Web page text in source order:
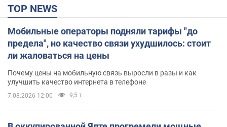
TOP NEWS
Мобильные операторы подняли тарифы "до
предела", но качество связи ухудшилось: стоит
ли жаловаться на цены
Почему цены на мобильную связь выросли в разы и как
улучшить качество интернета в телефоне
7.08.2026 12:00 9,5 т.